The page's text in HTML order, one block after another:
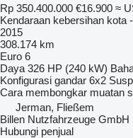
Rp 350.400.000 €16.900 ≈
Kendaraan kebersihan kota
2015
308.174 km
Euro 6
Daya 326 HP (240 kW)
Konfigurasi gandar 6x2
Cara membongkar muatan
Jerman, Fließem
Billen Nutzfahrzeuge GmbH
Hubungi penjual